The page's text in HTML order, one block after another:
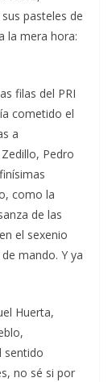
pasteles de
la mera hora:
filas del PRI
cometido el
a
Pedro
como la
de las
el sexenio
mando. Y ya
Huerta,
sentido
no sé si por